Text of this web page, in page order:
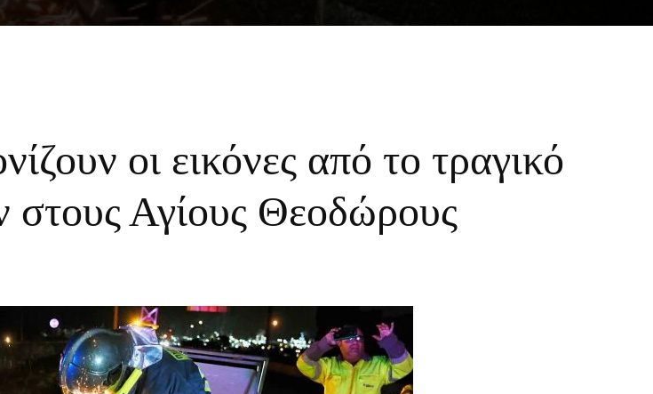
οι εικόνες από το τραγικό
στους Αγίους Θεοδώρους